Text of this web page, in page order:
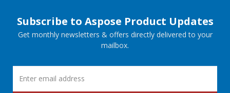
Subscribe to Aspose Product Updates
Get monthly newsletters & offers directly delivered to your
mailbox.